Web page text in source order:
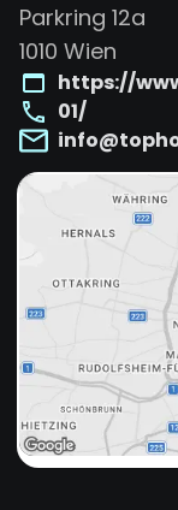
Parkring 12a
1010 Wien
https://
01/